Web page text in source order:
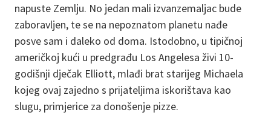
napuste Zemlju. No jedan mali izvanzemaljac bude
zaboravljen, te se na nepoznatom planetu nađe
posve sam i daleko od doma. Istodobno, u tipičnoj
američkoj kući u predgrađu Los Angelesa živi 10-
godišnji dječak Elliott, mlađi brat starijeg Michaela
kojeg ovaj zajedno s prijateljima iskorištava kao
slugu, primjerice za donošenje pizze.